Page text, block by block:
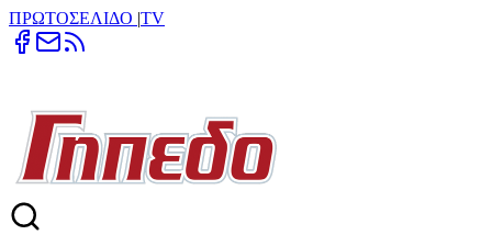
ΠΡΩΤΟΣΕΛΙΔΟ |TV